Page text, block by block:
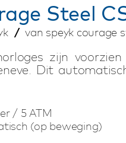
Steel
van speyk courage
zijn
Dit
Het bijzondere
en de
fraaie vorm en
met quick
voorzien van
/ 5 ATM
(op beweging)